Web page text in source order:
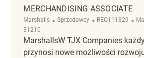
MERCHANDISING ASSOCIATE
Marshalls Kategoria
Sprzedawcy ReqId
REQ111329
31210
MarshallsW TJX Companies
przynosi nowe możliwości